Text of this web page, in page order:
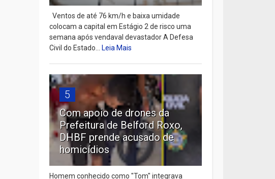
Ventos de até 76 km/h e baixa umidade
colocam a capital em Estágio 2 de risco uma
semana após vendaval devastador A Defesa
Civil do Estado...Leia Mais
5
Com apoio de drones da
Prefeitura de Belford Roxo,
DHBF prende acusado de
homicídios
Homem conhecido como "Tom" integrava